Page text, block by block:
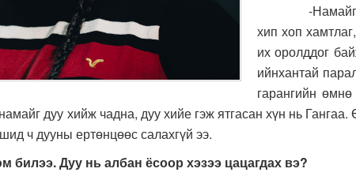
-Намайг
хип хоп
их оролддог
ийнхантай
гарангийн
дуу хийж чадна, дуу хийе гэж ятгасан хүн нь Гангаа.
ч дууны ертөнцөөс салахгүй ээ.
билээ. Дуу нь албан ёсоор хэзээ цацагдах вэ?